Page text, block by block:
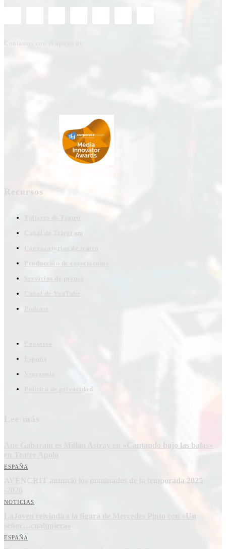
Contamos con el apoyo de:
Recursos
Canal de Telegram
Convocatorias de teatro
Producción de espectáculos
Servicios de prensa
Canal de YouTube
Política de privacidad
Ane Gabarain es Millán Astray en «Cantando bajo las balas»
ESPAÑA
AVENCRIT anunció los nominados de la temporada 2025
NOTICIAS
LaJoven reivindica la figura de Mercedes Pinto con «Un
ESPAÑA